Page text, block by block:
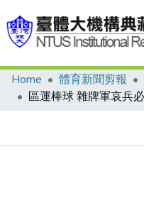
Communities & Collections
Home 體育新聞剪報